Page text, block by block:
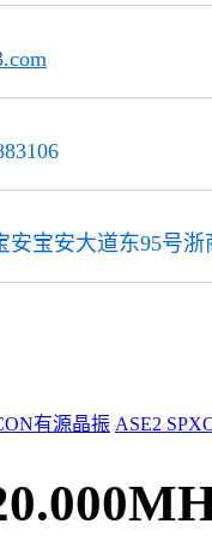
安宝安大道东95号浙
有源晶振 ASE2